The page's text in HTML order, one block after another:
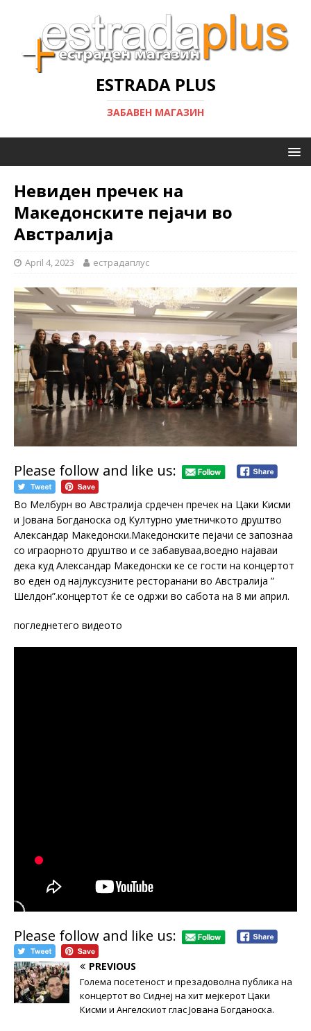
ESTRADA PLUS
ЗАБАВЕН МАГАЗИН
Невиден пречек на
Македонските пејачи во
Австралија
April 4, 2023 естрадаплус
Please follow and like us:
Во Мелбурн во Австралија срдечен пречек на Цаки Кисми
и Јована Богданоска од Културно уметничкото друштво
Александар Македонски.Македонските пејачи се запознаа
со играорното друштво и се забавуваа,воедно најаваи
дека куд Александар Македонски ке се гости на концертот
во еден од најлуксузните ресторанани во Австралија ”
Шелдон”.концертот ќе се одржи во сабота на 8 ми април.
погледнетего видеото
Please follow and like us:
PREVIOUS
Голема посетеност и презадоволна публика на
концертот во Сиднеј на хит меjкерот Цаки
Кисми и Ангелскиот глас Јована Богданоска.